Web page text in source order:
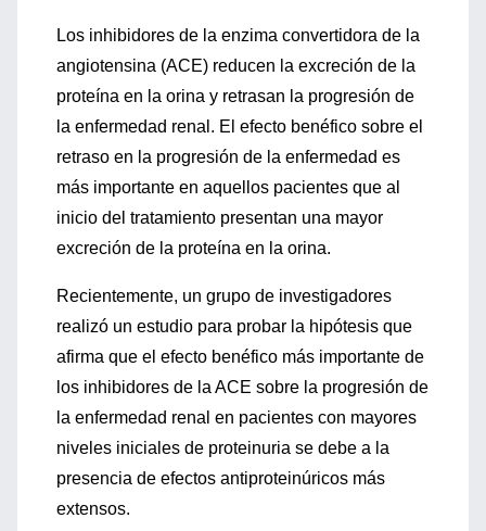
Los inhibidores de la enzima convertidora de la
angiotensina (ACE) reducen la excreción de la
proteína en la orina y retrasan la progresión de
la enfermedad renal. El efecto benéfico sobre el
retraso en la progresión de la enfermedad es
más importante en aquellos pacientes que al
inicio del tratamiento presentan una mayor
excreción de la proteína en la orina.
Recientemente, un grupo de investigadores
realizó un estudio para probar la hipótesis que
afirma que el efecto benéfico más importante de
los inhibidores de la ACE sobre la progresión de
la enfermedad renal en pacientes con mayores
niveles iniciales de proteinuria se debe a la
presencia de efectos antiproteinúricos más
extensos.